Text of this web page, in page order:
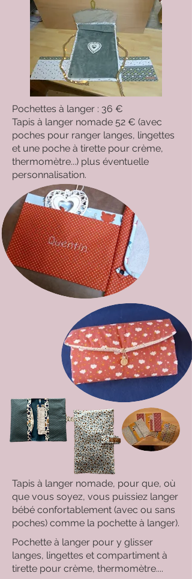
Pochettes à langer : 36 €
Tapis à langer nomade 52 € (avec
poches pour ranger langes, lingettes
et une poche à tirette pour crème,
thermomètre...) plus éventuelle
personnalisation.
Tapis à langer nomade, pour que, où
que vous soyez, vous puissiez langer
bébé confortablement (avec ou sans
poches) comme la pochette à langer).
Pochette à langer pour y glisser
langes, lingettes et compartiment à
tirette pour crème, thermomètre....